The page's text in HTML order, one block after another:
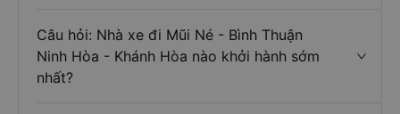
Câu hỏi: Nhà xe đi Mũi Né - Bình Thuận
Ninh Hòa - Khánh Hòa nào khởi hành sớm
nhất?